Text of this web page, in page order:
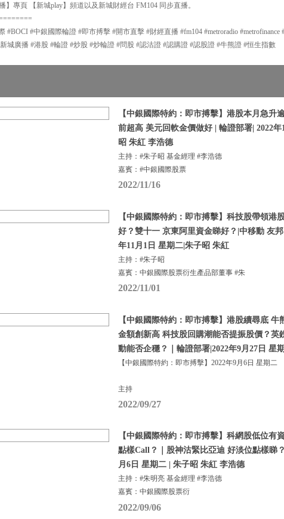
】專頁 【新城play】頻道以及新城財經台 FM104 同步直播。
#BOCI #中銀國際輪證 #即市搏擊 #開市直擊 #財經直播 #fm104 #metroradio #metrofinance
新城廣播 #港股 #輪證 #炒股 #炒輪證 #問股 #認沽證 #認購證 #認股證 #牛熊證 #恒生指數
【中銀國際特約：即市搏擊】港股本月急升
前超高 美元回軟金價做好 | 輪證部署| 2022
昭 朱紅 李浩德
主持：#朱子昭 基金經理 #李浩德
嘉賓：#中銀國際股票
2022/11/16
【中銀國際特約：即市搏擊】科技股帶領港
好？雙十一 京東阿里資金睇好？|中移動 友
年11月1日 星期二|朱子昭 朱紅
主持：#朱子昭
嘉賓：中銀國際股票衍生產品部董事 #朱
2022/11/01
【中銀國際特約：即市搏擊】港股續尋底 牛
金額創新高 科技股回購潮能否提振股價？英
動能否企穩？｜輪證部署|2022年9月27日 星
【中銀國際特約：即市搏擊】2022年9月6日 星期二
主持
2022/09/27
【中銀國際特約：即市搏擊】科網股低位有
點樣Call？｜股神沽緊比亞迪 好淡位點樣睇
月6日 星期二 | 朱子昭 朱紅 李浩德
主持：#朱明亮 基金經理 #李浩德
嘉賓：中銀國際股票衍
2022/09/06